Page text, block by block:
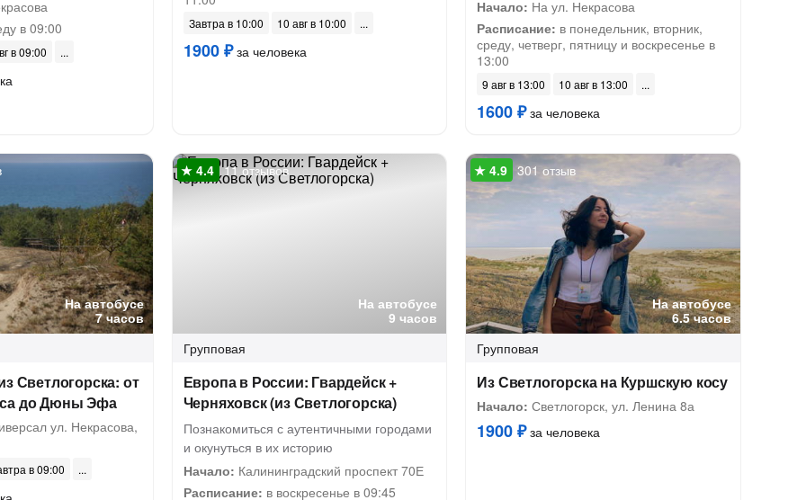
в 09:00
в 09:00
Завтра в 10:00 10 авг в 10:00
1900 ₽за человека
Начало: На ул. Некрасова
Расписание: в понедельник, вторник,
среду, четверг, пятницу и воскресенье в
13:00
9 авг в 13:00 10 авг в 13:00
1600 ₽за человека
На автобусе
7 часов
Светлогорска: от
до Дюны Эфа
ул. Некрасова,
в 09:00
На автобусе
9 часов
11 отзывов
Групповая
Европа в России: Гвардейск +
Черняховск (из Светлогорска)
Познакомиться с аутентичными городами
и окунуться в их историю
Начало: Калининградский проспект 70Е
Расписание: в воскресенье в 09:45
На автобусе
6.5 часов
301 отзыв
Групповая
Из Светлогорска на Куршскую косу
Начало: Светлогорск, ул. Ленина 8а
1900 ₽за человека